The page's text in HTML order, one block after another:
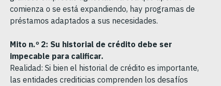
comienza o se está expandiendo, hay programas de
préstamos adaptados a sus necesidades.
Mito n.º 2: Su historial de crédito debe ser
impecable para calificar.
Realidad: Si bien el historial de crédito es importante,
las entidades crediticias comprenden los desafíos